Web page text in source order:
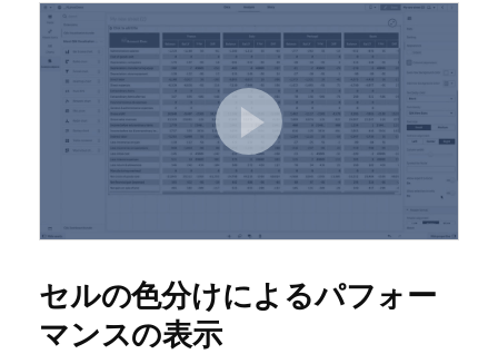
セルの色分けによるパフォー
マンスの表示